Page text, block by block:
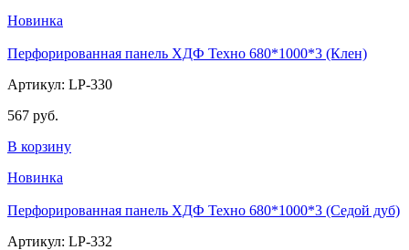
Новинка
Перфорированная панель ХДФ Техно 680*1000*3 (Клен)
Артикул: LP-330
567 руб.
В корзину
Новинка
Перфорированная панель ХДФ Техно 680*1000*3 (Седой дуб)
Артикул: LP-332